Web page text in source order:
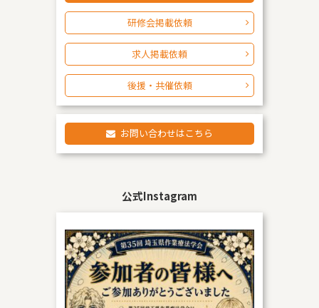
研修会掲載依頼
求人掲載依頼
後援・共催依頼
お問い合わせはこちら
公式Instagram